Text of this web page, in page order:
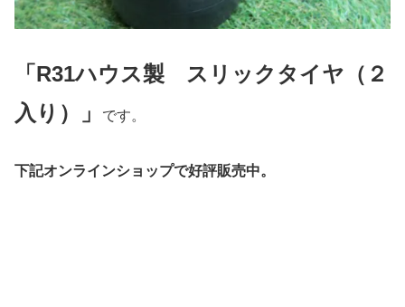
「R31ハウス製 スリックタイヤ（２
入り）」
です。
下記オンラインショップで好評販売中。